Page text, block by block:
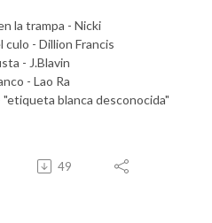
la trampa - Nicki
culo - Dillion Francis
- J.Blavin
- Lao Ra
"etiqueta blanca desconocida"
49